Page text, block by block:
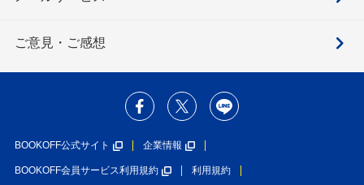
ご意見・ご感想
BOOKOFF公式サイト 企業情報
BOOKOFF会員サービス利用規約 利用規約